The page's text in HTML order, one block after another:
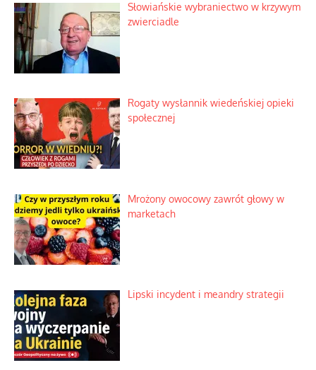
Słowiańskie wybraniectwo w krzywym
zwierciadle
Rogaty wysłannik wiedeńskiej opieki
społecznej
Mrożony owocowy zawrót głowy w
marketach
Lipski incydent i meandry strategii